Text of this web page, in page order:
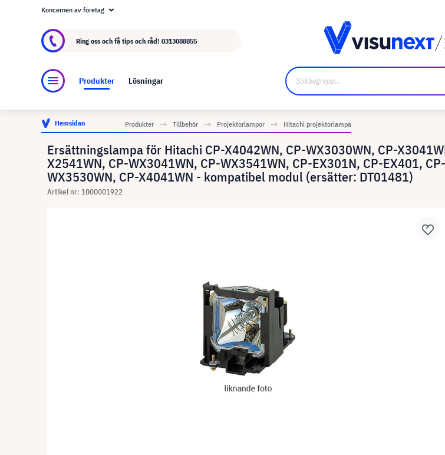
Om visunext.se
Koncernen av företag
Ring oss och få tips och råd! 0313088855
Produkter Lösningar
Hemsidan Produkter Tillbehör Projektorlampor Hitachi projektorlampa
Ersättningslampa för Hitachi CP-X4042WN, CP-WX3030WN, CP-
X2541WN, CP-WX3041WN, CP-WX3541WN, CP-EX301N, CP-EX401,
WX3530WN, CP-X4041WN - kompatibel modul (ersätter: DT01481)
Artikel nr: 1000001922